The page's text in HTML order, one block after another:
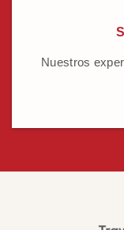
Nuestros